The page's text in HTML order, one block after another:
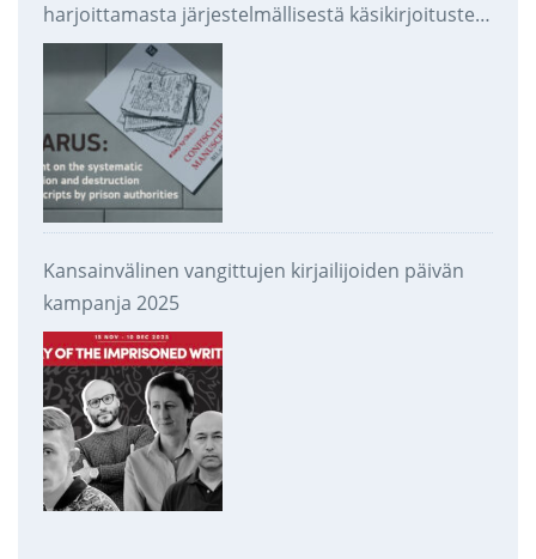
harjoittamasta järjestelmällisestä käsikirjoitusten
takavarikoinnista ja tuhoamisesta
Kansainvälinen vangittujen kirjailijoiden päivän
kampanja 2025